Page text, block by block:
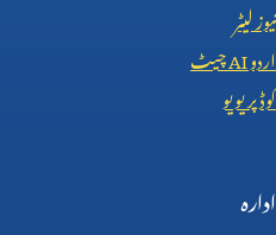
نیوز لیٹر
اردوAIچیٹ
کوڈ پریویو
ادارہ